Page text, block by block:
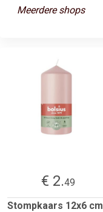
Meerdere shops
€ 2.49
Stompkaars 12x6 cm